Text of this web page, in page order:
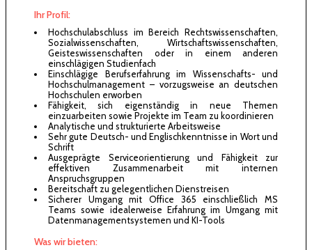
Ihr Profil:
Hochschulabschluss im Bereich Rechtswissenschaften,
Sozialwissenschaften, Wirtschaftswissenschaften,
Geisteswissenschaften oder in einem anderen
einschlägigen Studienfach
Einschlägige Berufserfahrung im Wissenschafts- und
Hochschulmanagement – vorzugsweise an deutschen
Hochschulen erworben
Fähigkeit, sich eigenständig in neue Themen
einzuarbeiten sowie Projekte im Team zu koordinieren
Analytische und strukturierte Arbeitsweise
Sehr gute Deutsch- und Englischkenntnisse in Wort und
Schrift
Ausgeprägte Serviceorientierung und Fähigkeit zur
effektiven Zusammenarbeit mit internen
Anspruchsgruppen
Bereitschaft zu gelegentlichen Dienstreisen
Sicherer Umgang mit Office 365 einschließlich MS
Teams sowie idealerweise Erfahrung im Umgang mit
Datenmanagementsystemen und KI-Tools
Was wir bieten: